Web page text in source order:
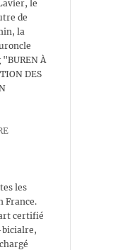
le
de
la
À
DES
les
France.
certifié